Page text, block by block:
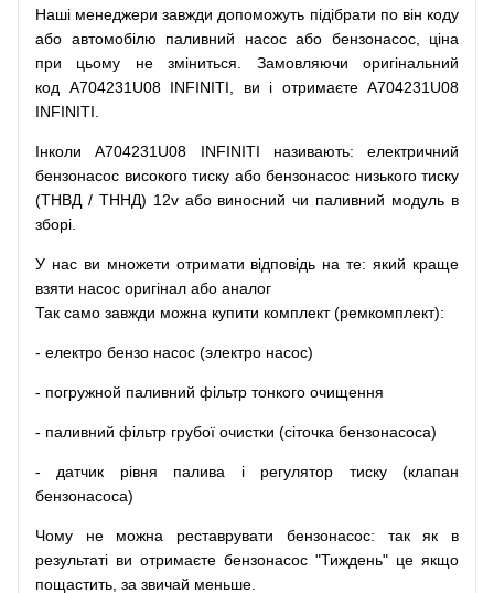
Наші менеджери завжди допоможуть підібрати по він коду
або автомобілю паливний насос або бензонасос,
ціна
при
цьому не зміниться Замовляючи
оригінальний
код A704231U08 INFINITI, ви і отримаєте A704231U08
INFINITI.
Інколи A704231U08 INFINITI називають:
електричний
бензонасос високого тиску або бензонасос низького тиску
(ТНВД / ТННД) 12v або виносний чи паливний модуль в
зборі
У нас ви множети отримати відповідь на те: який краще
взяти насос оригінал або аналог
Так само завжди можна купити комплект (ремкомплект):
- електро бензо насос (электро насос)
- погружной паливний фільтр тонкого очищення
- паливний фільтр грубої очистки (сіточка бензонасоса)
- датчик рівня палива і регулятор тиску (клапан
бензонасоса)
Чому не можна реставрувати бензонасос: так як
в
результаті ви отримаєте бензонасос "Тиждень" це якщо
пощастить, за звичай меньше.